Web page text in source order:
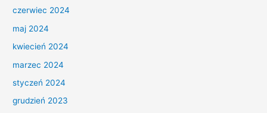
czerwiec 2024
maj 2024
kwiecień 2024
marzec 2024
styczeń 2024
grudzień 2023